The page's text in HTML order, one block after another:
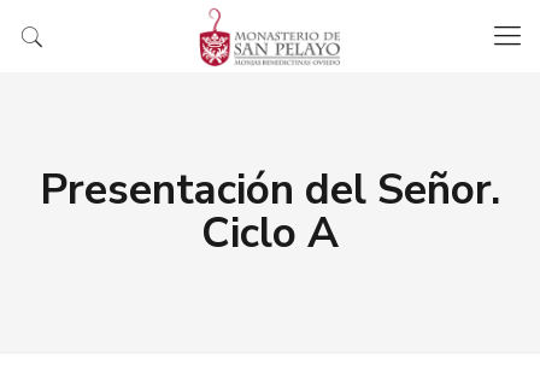
Presentación del Señor.
Ciclo A